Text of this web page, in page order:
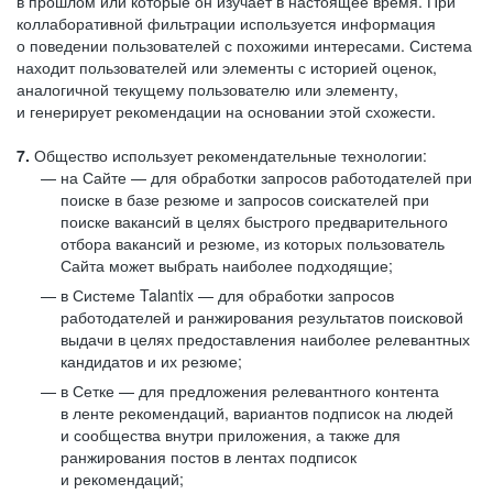
коллаборативной фильтрации используется информация
о поведении пользователей с похожими интересами. Система
находит пользователей или элементы с историей оценок,
аналогичной текущему пользователю или элементу,
и генерирует рекомендации на основании этой схожести.
7. Общество использует рекомендательные технологии:
на Сайте — для обработки запросов работодателей при
поиске в базе резюме и запросов соискателей при
поиске вакансий в целях быстрого предварительного
отбора вакансий и резюме, из которых пользователь
Сайта может выбрать наиболее подходящие;
в Системе Talantix — для обработки запросов
работодателей и ранжирования результатов поисковой
выдачи в целях предоставления наиболее релевантных
кандидатов и их резюме;
в Сетке — для предложения релевантного контента
в ленте рекомендаций, вариантов подписок на людей
и сообщества внутри приложения, а также для
ранжирования постов в лентах подписок
и рекомендаций;